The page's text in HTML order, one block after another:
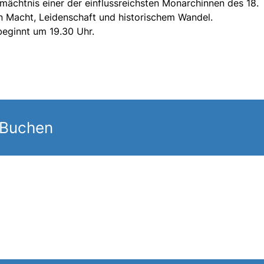
einer der einflussreichsten Monarchinnen des 18.
Leidenschaft und historischem Wandel.
um 19.30 Uhr.